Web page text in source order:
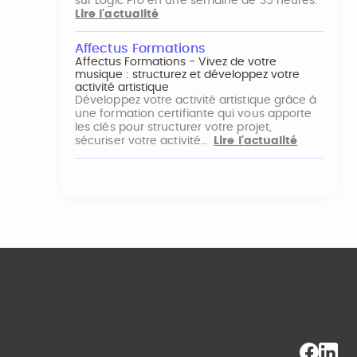
Lire l'actualité
Affectus Formations
Affectus Formations - Vivez de votre
musique : structurez et développez votre
activité artistique
Développez votre activité artistique grâce à
une formation certifiante qui vous apporte
les clés pour structurer votre projet,
sécuriser votre activité…
Lire l'actualité